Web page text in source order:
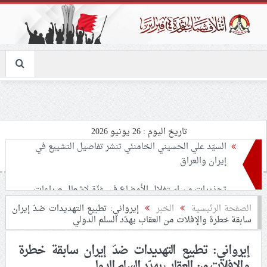
تاريخ اليوم : 26 يونيو 2026
تحذيرات من استغلال الأوضاع في غزّة لإشعال صراعات
ملفّ إنسانيّ مؤلم.. الأسيرات الفلسطينيّات بين القمع
والإهمال الطبي
55 مأتمًا وحسينيّة يعترضون على الإجراءات القمعيّة للنظام
الصفحة الرئيسية الخبر إيرواني: تطبيع التهديدات ضدّ إيران
سابقة خطرة والإفلات من العقاب يهدّد السلم الدولي
إيرواني: تطبيع التهديدات ضدّ إيران سابقة خطرة